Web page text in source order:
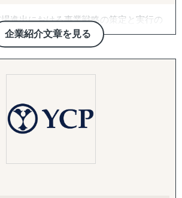
ナーシップ構築であることをポリシー
を結んでいる弊社が、貴社の適切なパ
させていただきます。
地域」だからこそ、事業を成功させるに
重要な要素となってきます。
・販促・販売データ分析までを一気通
ECや自社EC（Shopify構築・運用）に
）・国際物流
サルティングまでカバー。あわせて輸出
・物流オペレーションの構築まで、実務
としての伴走
門人材がいない企業さまの「意思決定
チャネル展開もスムーズに実現します。
シンガポール他）での営業代行
ーチ・プロモーション支援
物、生物等）の輸出入対応
できない」という壁を取り除き、
企業紹介文章を見る
進出における事業戦略の策定と実行の
る企業です。
近に」をミッションとし、「現地事情」
タントと「現地パートナー」との密な
のリアルな情報」を基にクライアント企